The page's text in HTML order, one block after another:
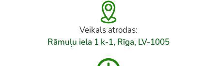
Veikals atrodas:
Rāmuļu iela 1 k-1, Rīga, LV-1005